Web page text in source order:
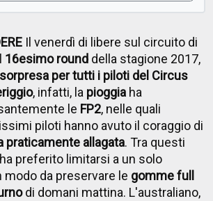
Il venerdì di libere sul circuito di
16esimo round della stagione 2017,
sorpresa per tutti i piloti del Circus
, infatti, la pioggia ha
le FP2, nelle quali
piloti hanno avuto il coraggio di
praticamente allagata. Tra questi
ha preferito limitarsi a un solo
modo da preservare le gomme full
di domani mattina. L'australiano,